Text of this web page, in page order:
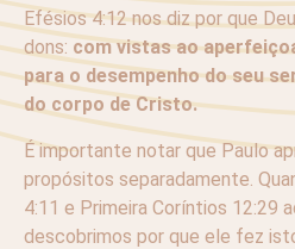
Efésios 4:12 nos diz por que
dons: com vistas ao
para o desempenho do seu
do corpo de Cristo.
É importante notar que Paulo
propósitos separadamente.
4:11 e Primeira Coríntios 12:29
descobrimos por que ele fez